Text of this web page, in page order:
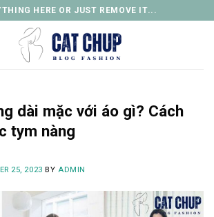
HERE OR JUST REMOVE IT...
dài mặc với áo gì? Cách
tym nàng
25, 2023 BY ADMIN